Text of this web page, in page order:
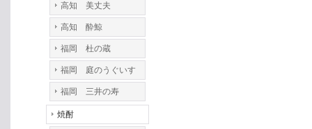
高知 美丈夫
高知 酔鯨
福岡 杜の蔵
福岡 庭のうぐいす
福岡 三井の寿
焼酎